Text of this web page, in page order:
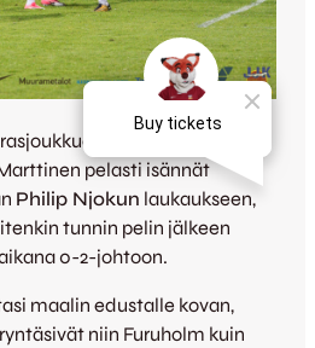
tuli paremmin peliin
pelasti isännät
Philip Njokun laukaukseen,
tunnin pelin jälkeen
0-2-johtoon.
maalin edustalle kovan,
niin Furuholm kuin